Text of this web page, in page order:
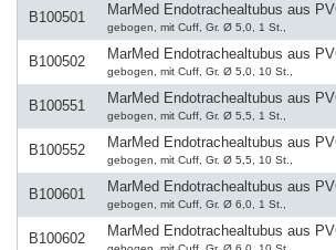
B100501 MarMed Endotrachealtubus aus
gebogen, mit Cuff, Gr. Ø 5,0, 1 St.,
B100502 MarMed Endotrachealtubus aus
gebogen, mit Cuff, Gr. Ø 5,0, 10 St.,
B100551 MarMed Endotrachealtubus aus
gebogen, mit Cuff, Gr. Ø 5,5, 1 St.,
B100552 MarMed Endotrachealtubus aus
gebogen, mit Cuff, Gr. Ø 5,5, 10 St.,
B100601 MarMed Endotrachealtubus aus
gebogen, mit Cuff, Gr. Ø 6,0, 1 St.,
B100602 MarMed Endotrachealtubus aus